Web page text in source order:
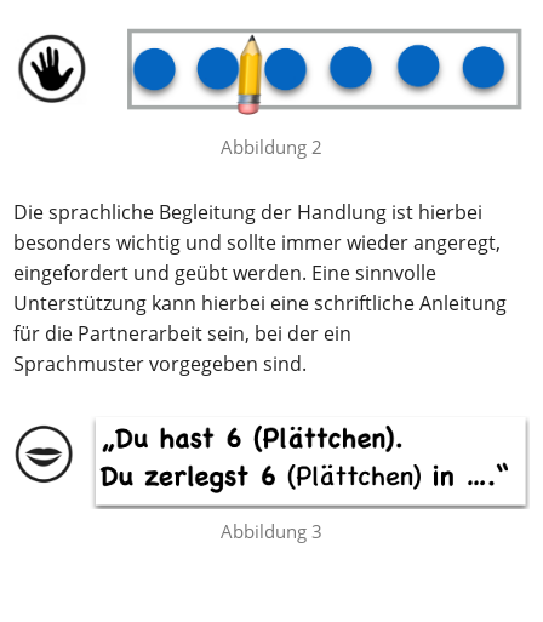
Abbildung 2
Die sprachliche Begleitung der Handlung ist hierbei
besonders wichtig und sollte immer wieder angeregt,
eingefordert und geübt werden. Eine sinnvolle
Unterstützung kann hierbei eine schriftliche Anleitung
für die Partnerarbeit sein, bei der ein
Sprachmuster vorgegeben sind.
Abbildung 3